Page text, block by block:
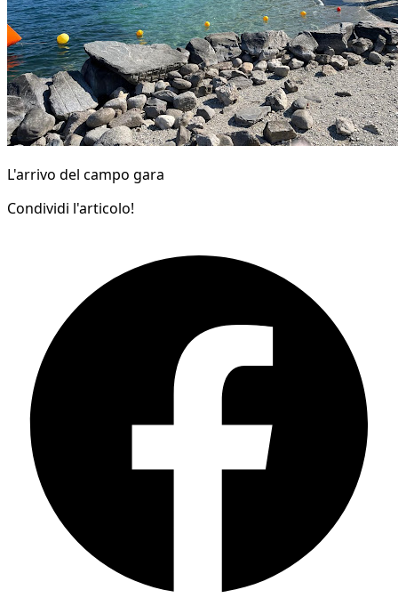
L'arrivo del campo gara
Condividi l'articolo!